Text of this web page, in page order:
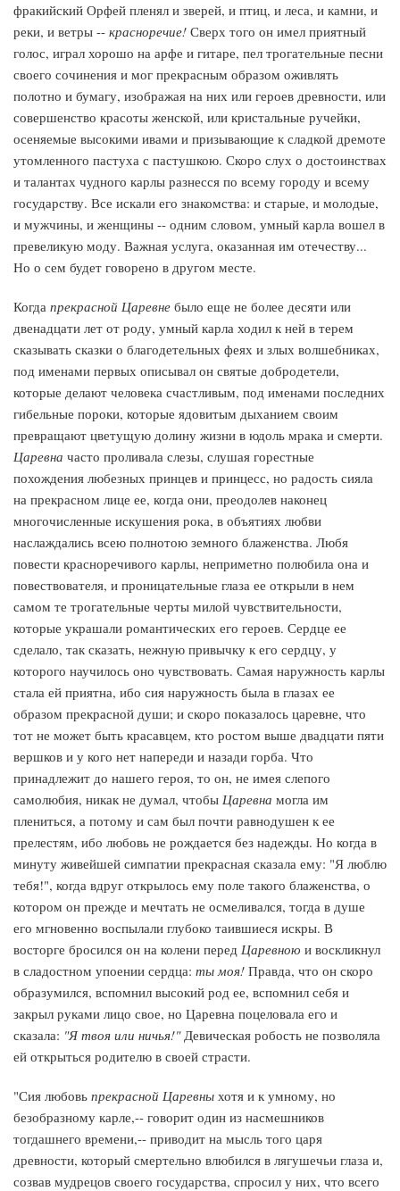
фракийский Орфей пленял и зверей, и птиц, и леса, и камни, и
реки, и ветры -- красноречие! Сверх того он имел приятный
голос, играл хорошо на арфе и гитаре, пел трогательные песни
своего сочинения и мог прекрасным образом оживлять
полотно и бумагу, изображая на них или героев древности, или
совершенство красоты женской, или кристальные ручейки,
осеняемые высокими ивами и призывающие к сладкой дремоте
утомленного пастуха с пастушкою. Скоро слух о достоинствах
и талантах чудного карлы разнесся по всему городу и всему
государству. Все искали его знакомства: и старые, и молодые,
и мужчины, и женщины -- одним словом, умный карла вошел в
превеликую моду. Важная услуга, оказанная им отечеству...
Но о сем будет говорено в другом месте.
Когда прекрасной Царевне было еще не более десяти или
двенадцати лет от роду, умный карла ходил к ней в терем
сказывать сказки о благодетельных феях и злых волшебниках,
под именами первых описывал он святые добродетели,
которые делают человека счастливым, под именами последних
гибельные пороки, которые ядовитым дыханием своим
превращают цветущую долину жизни в юдоль мрака и смерти.
Царевна часто проливала слезы, слушая горестные
похождения любезных принцев и принцесс, но радость сияла
на прекрасном лице ее, когда они, преодолев наконец
многочисленные искушения рока, в объятиях любви
наслаждались всею полнотою земного блаженства. Любя
повести красноречивого карлы, неприметно полюбила она и
повествователя, и проницательные глаза ее открыли в нем
самом те трогательные черты милой чувствительности,
которые украшали романтических его героев. Сердце ее
сделало, так сказать, нежную привычку к его сердцу, у
которого научилось оно чувствовать. Самая наружность карлы
стала ей приятна, ибо сия наружность была в глазах ее
образом прекрасной души; и скоро показалось царевне, что
тот не может быть красавцем, кто ростом выше двадцати пяти
вершков и у кого нет напереди и назади горба. Что
принадлежит до нашего героя, то он, не имея слепого
самолюбия, никак не думал, чтобы Царевна могла им
плениться, а потому и сам был почти равнодушен к ее
прелестям, ибо любовь не рождается без надежды. Но когда в
минуту живейшей симпатии прекрасная сказала ему: "Я люблю
тебя!", когда вдруг открылось ему поле такого блаженства, о
котором он прежде и мечтать не осмеливался, тогда в душе
его мгновенно воспылали глубоко таившиеся искры. В
восторге бросился он на колени перед Царевною и воскликнул
в сладостном упоении сердца: ты моя! Правда, что он скоро
образумился, вспомнил высокий род ее, вспомнил себя и
закрыл руками лицо свое, но Царевна поцеловала его и
сказала: "Я твоя или ничья!"Девическая робость не позволяла
ей открыться родителю в своей страсти.
"Сия любовь прекрасной Царевны хотя и к умному, но
безобразному карле,-- говорит один из насмешников
тогдашнего времени,-- приводит на мысль того царя
древности, который смертельно влюбился в лягушечьи глаза и,
созвав мудрецов своего государства, спросил у них, что всего